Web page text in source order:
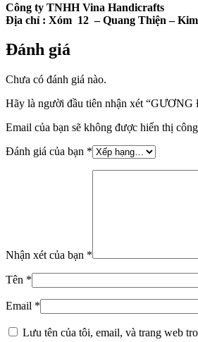
Công ty TNHH Vina Handicrafts
Địa chỉ : Xóm 12 – Quang Thiện –
Đánh giá
Chưa có đánh giá nào.
Hãy là người đầu tiên nhận xét
Email của bạn sẽ không được hiển thị
Đánh giá của bạn *
Nhận xét của bạn *
Tên *
Email *
Lưu tên của tôi, email, và trang web